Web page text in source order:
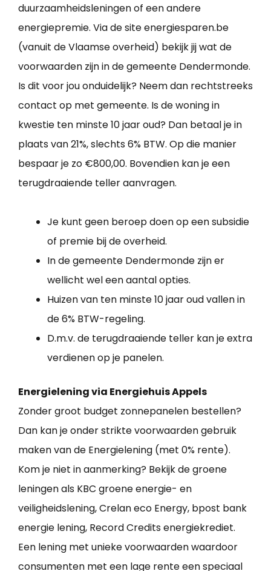
duurzaamheidsleningen of een andere
energiepremie. Via de site energiesparen.be
(vanuit de Vlaamse overheid) bekijk jij wat de
voorwaarden zijn in de gemeente Dendermonde.
Is dit voor jou onduidelijk? Neem dan rechtstreeks
contact op met gemeente. Is de woning in
kwestie ten minste 10 jaar oud? Dan betaal je in
plaats van 21%, slechts 6% BTW. Op die manier
bespaar je zo €800,00. Bovendien kan je een
terugdraaiende teller aanvragen.
Je kunt geen beroep doen op een subsidie
of premie bij de overheid.
In de gemeente Dendermonde zijn er
wellicht wel een aantal opties.
Huizen van ten minste 10 jaar oud vallen in
de 6% BTW-regeling.
D.m.v. de terugdraaiende teller kan je extra
verdienen op je panelen.
Energielening via Energiehuis Appels
Zonder groot budget zonnepanelen bestellen?
Dan kan je onder strikte voorwaarden gebruik
maken van de Energielening (met 0% rente).
Kom je niet in aanmerking? Bekijk de groene
leningen als KBC groene energie- en
veiligheidslening, Crelan eco Energy, bpost bank
energie lening, Record Credits energiekrediet.
Een lening met unieke voorwaarden waardoor
consumenten met een lage rente een speciaal